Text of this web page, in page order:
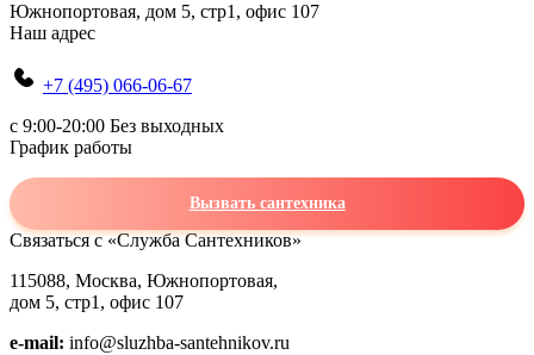
Южнопортовая, дом 5, стр1, офис 107
Наш адрес
+7 (495) 066-06-67
c 9:00-20:00 Без выходных
График работы
Вызвать сантехника
Связаться с «Служба Сантехников»
115088, Москва, Южнопортовая,
дом 5, стр1, офис 107
e-mail: info@sluzhba-santehnikov.ru